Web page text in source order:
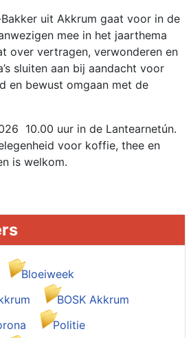
uit Akkrum gaat voor in de
mee in het jaarthema
over vertragen, verwonderen en
sluiten aan bij aandacht voor
en bewust omgaan met de
10.00 uur in de Lantearnetún.
voor koffie, thee en
is welkom.
Bloeiweek
BOSK Akkrum
Politie